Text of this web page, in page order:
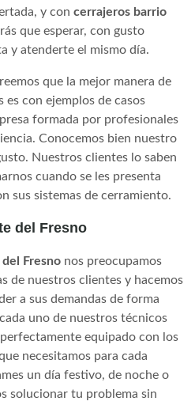
y con cerrajeros barrio
que esperar, con gusto
y atenderte el mismo día.
que la mejor manera de
con ejemplos de casos
formada por profesionales
Conocemos bien nuestro
Nuestros clientes lo saben
cuando se les presenta
sus sistemas de cerramiento.
del Fresno
Fresno nos preocupamos
de nuestros clientes y hacemos
a sus demandas de forma
uno de nuestros técnicos
equipado con los
necesitamos para cada
un día festivo, de noche o
solucionar tu problema sin